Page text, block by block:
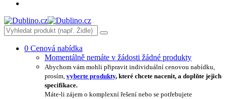
0 Cenová nabídka
Momentálně nemáte v žádosti žádné produkty
Abychom vám mohli připravit individuální cenovou nabídku,
prosím, vyberte produkty, které chcete nacenit, a doplňte jejich
specifikace.
Máte-li zájem o komplexní řešení nebo se potřebujete